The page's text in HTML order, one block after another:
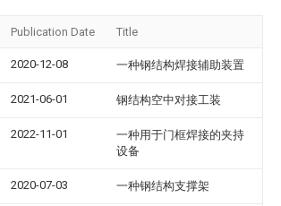
Publication Date Title
2020-12-08 一种钢结构焊接辅助装置
2021-06-01 钢结构空中对接工装
2022-11-01
一种用于门框焊接的夹持
设备
2020-07-03 一种钢结构支撑架